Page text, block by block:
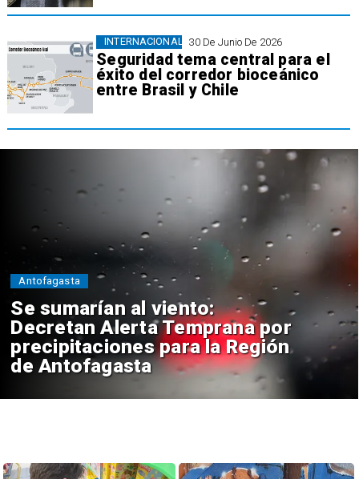
30 De Junio De 2026
Seguridad tema central para el
éxito del corredor bioceánico
entre Brasil y Chile
INTERNACIONAL
Se sumarían al viento:
Decretan Alerta Temprana por
precipitaciones para la Región
de Antofagasta
Antofagasta